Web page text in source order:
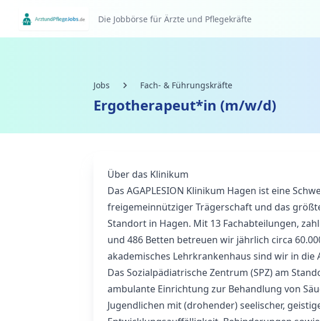
Die Jobbörse für Ärzte und Pflegekräfte
Jobs Fach- & Führungskräfte
Ergotherapeut*in (m/w/d)
Über das Klinikum
Das AGAPLESION Klinikum Hagen ist eine
freigemeinnütziger Trägerschaft und das
Standort in Hagen. Mit 13 Fachabteilungen,
und 486 Betten betreuen wir jährlich circa
akademisches Lehrkrankenhaus sind wir in die
Das Sozialpädiatrische Zentrum (SPZ) am
ambulante Einrichtung zur Behandlung von
Jugendlichen mit (drohender) seelischer,